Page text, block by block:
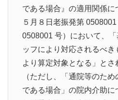
である場合』の適用関係
５月８日老振発第
0508001 号）において、
ッフにより対応されるべ
より算定対象となる」と
（ただし、「通院等のた
である場合」の院内介助に